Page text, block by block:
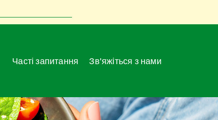
Часті запитання Зв'яжіться з нами